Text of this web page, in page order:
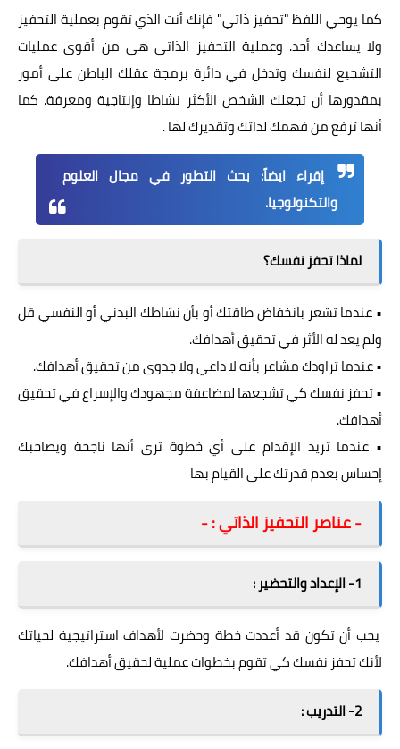
كما يوحي اللفظ "تحفيز ذاتي" فإنك أنت الذي تقوم بعملية التحفيز
ولا يساعدك أحد. وعملية التحفيز الذاتي هي من أقوى عمليات
التشجيع لنفسك وتدخل في دائرة برمجة عقلك الباطن على أمور
بمقدورها أن تجعلك الشخص الأكثر نشاطا وإنتاجية ومعرفة. كما
أنها ترفع من فهمك لذاتك وتقديرك لها .
إقراء ايضاً: بحث التطور في مجال العلوم
والتكنولوجيا.
لماذا تحفز نفسك؟
• عندما تشعر بانخفاض طاقتك أو بأن نشاطك البدني أو النفسي قل
ولم يعد له الأثر في تحقيق أهدافك.
• عندما تراودك مشاعر بأنه لا داعي ولا جدوى من تحقيق أهدافك.
• تحفز نفسك كي تشجعها لمضاعفة مجهودك والإسراع في تحقيق
أهدافك.
• عندما تريد الإقدام على أي خطوة ترى أنها ناجحة ويصاحبك
إحساس بعدم قدرتك على القيام بها
- عناصر التحفيز الذاتي : -
1- الإعداد والتحضير :
يجب أن تكون قد أعددت خطة وحضرت لأهداف استراتيجية لحياتك
لأنك تحفز نفسك كي تقوم بخطوات عملية لحقيق أهدافك.
2- التدريب :